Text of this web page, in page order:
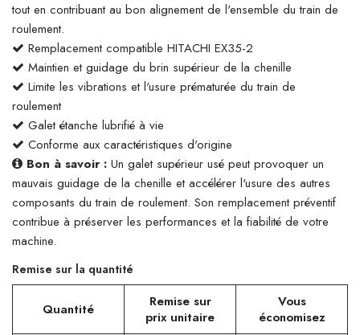
tout en contribuant au bon alignement de l'ensemble du train de
roulement.
Remplacement compatible HITACHI EX35-2
Maintien et guidage du brin supérieur de la chenille
Limite les vibrations et l'usure prématurée du train de
roulement
Galet étanche lubrifié à vie
Conforme aux caractéristiques d'origine
Bon à savoir : Un galet supérieur usé peut provoquer un
mauvais guidage de la chenille et accélérer l'usure des autres
composants du train de roulement. Son remplacement préventif
contribue à préserver les performances et la fiabilité de votre
machine.
Remise sur la quantité
Quantité
Remise sur
prix unitaire
Vous
économisez